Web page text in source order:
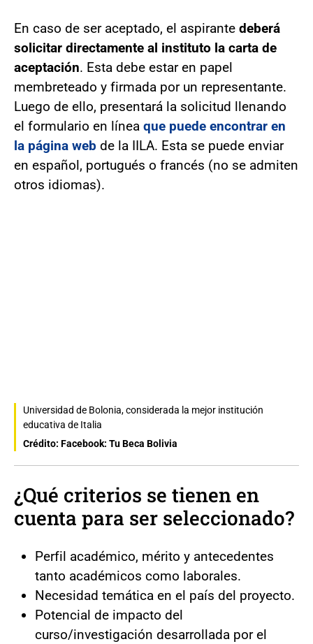
En caso de ser aceptado, el aspirante deberá
solicitar directamente al instituto la carta de
aceptación. Esta debe estar en papel
membreteado y firmada por un representante.
Luego de ello, presentará la solicitud llenando
el formulario en línea que puede encontrar en
la página web de la IILA. Esta se puede enviar
en español, portugués o francés (no se admiten
otros idiomas).
Universidad de Bolonia, considerada la mejor institución
educativa de Italia
Crédito: Facebook: Tu Beca Bolivia
¿Qué criterios se tienen en
cuenta para ser seleccionado?
Perfil académico, mérito y antecedentes
tanto académicos como laborales.
Necesidad temática en el país del proyecto.
Potencial de impacto del
curso/investigación desarrollada por el